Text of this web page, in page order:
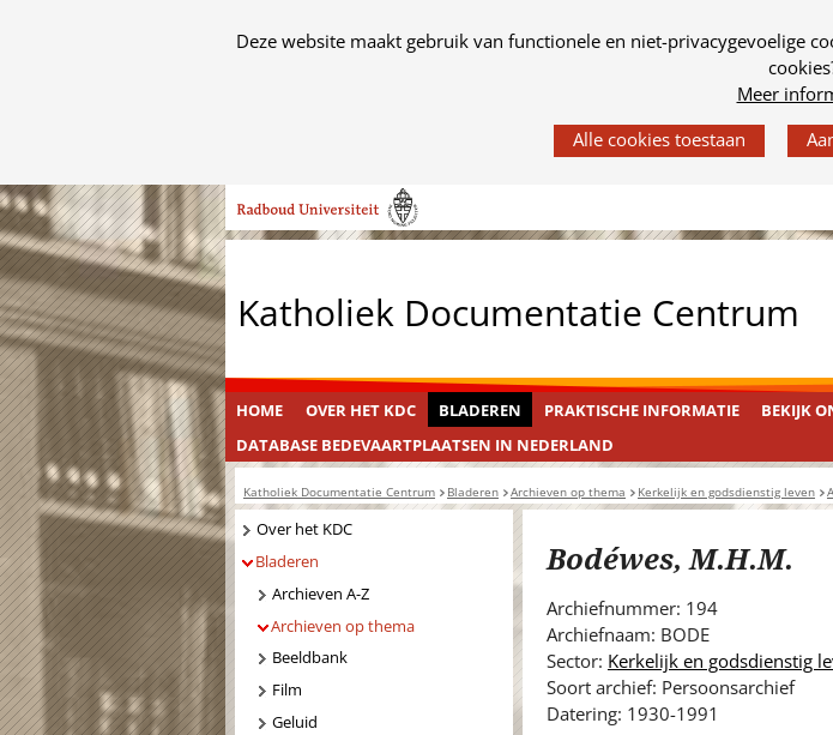
Cookies
Deze website maakt gebruik van functionele en niet-privacygevoelige
Meer
gebruik
van
op
deze
worden
toegestaan
geweigerd.
Ga
naar
de
inhoud
Katholiek Documentatie Centrum
k
i
d
e
.
HOME OVER HET KDC BLADEREN PRAKTISCHE INFORMATIE BEKIJK
DATABASE BEDEVAARTPLAATSEN IN NEDERLAND
Katholiek Documentatie Centrum Bladeren Archieven op thema Kerkelijk en godsdienstig leven
Bodéwes, M.H.M.
Archiefnummer: 194
Archiefnaam: BODE
Sector: Kerkelijk en godsdienstig
Soort archief: Persoonsarchief
Datering: 1930-1991
Navigatie
Over het KDC
Bladeren
Archieven A-Z
Archieven op thema
Beeldbank
Film
Geluid